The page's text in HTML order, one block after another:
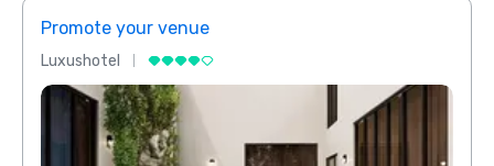
Promote your venue
Luxushotel